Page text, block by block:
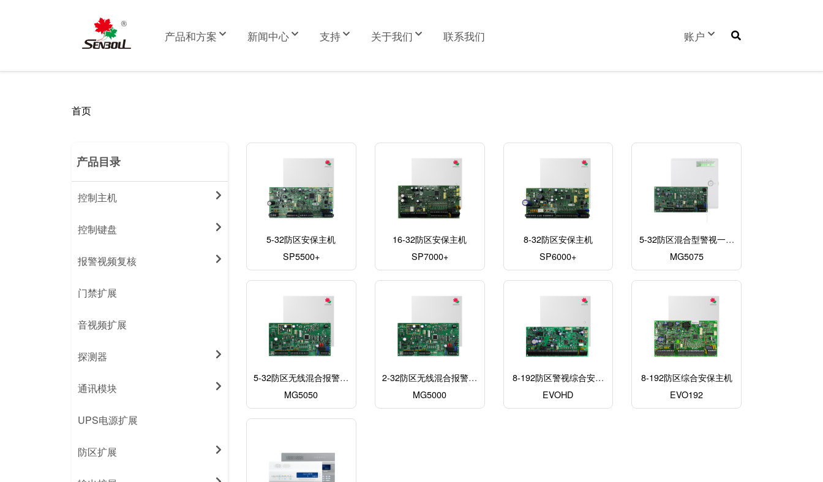
主
Main
产品和方案 新闻中心 支持 关于我们 联系我们
User
menu
账户
面
屑
首页
产品目录
控制主机
控制键盘
报警视频复核
门禁扩展
音视频扩展
探测器
通讯模块
UPS电源扩展
防区扩展
5-32防区安保主机
SP5500+
16-32防区安保主机
SP7000+
8-32防区安保主机
SP6000+
5-32防区混合型警视一体
主机
MG5075
5-32防区无线混合报警主
机
MG5050
2-32防区无线混合报警主
机
MG5000
8-192防区警视综合安保
主机
EVOHD
8-192防区综合安保主机
EVO192